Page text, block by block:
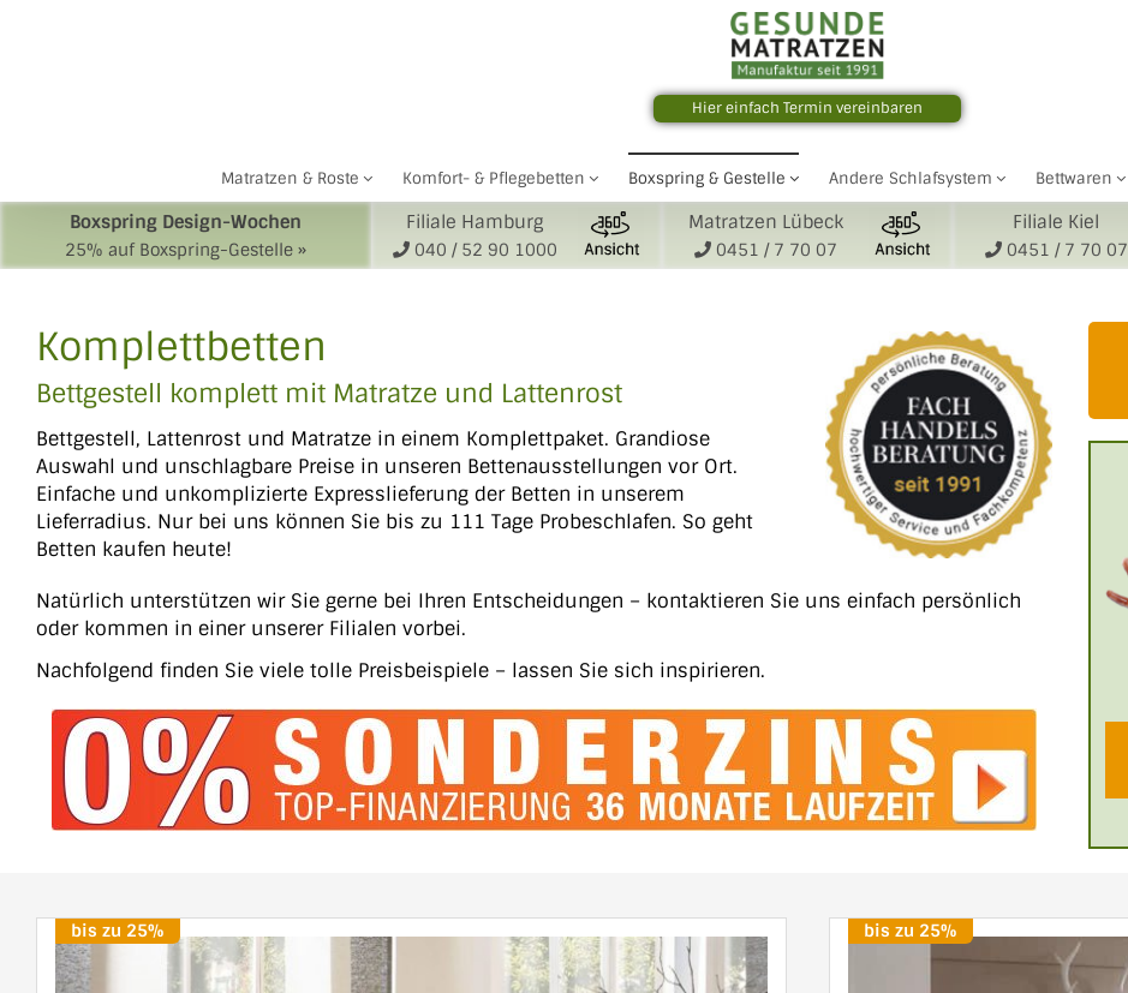
Hier einfach Termin vereinbaren
Matratzen & Roste Komfort- & Pflegebetten Boxspring & Gestelle Andere Schlafsystem Bettwaren
Boxspring Design-Wochen
25% auf Boxspring-Gestelle »
Filiale Hamburg
040 / 52 90 1000
Matratzen Lübeck
0451 / 7 70 07
Filiale Kiel
0451 / 7 70 07
Komplettbetten
Bettgestell komplett mit Matratze und Lattenrost
Bettgestell, Lattenrost und Matratze in einem Komplettpaket. Grandiose
Auswahl und unschlagbare Preise in unseren Bettenausstellungen vor Ort.
Einfache und unkomplizierte Expresslieferung der Betten in unserem
Lieferradius. Nur bei uns können Sie bis zu 111 Tage Probeschlafen. So geht
Betten kaufen heute!
Natürlich unterstützen wir Sie gerne bei Ihren Entscheidungen – kontaktieren Sie uns einfach persönlich
oder kommen in einer unserer Filialen vorbei.
Nachfolgend finden Sie viele tolle Preisbeispiele – lassen Sie sich inspirieren.
bis zu 25% bis zu 25%